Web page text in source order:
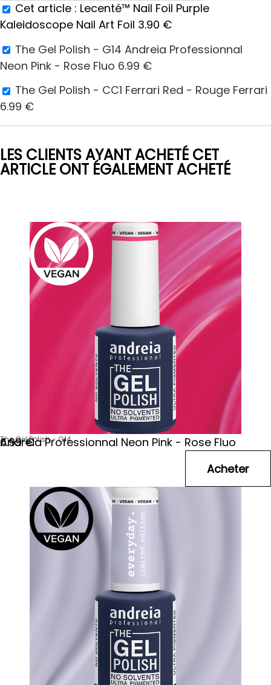
Cet article : Lecenté™ Nail Foil Purple
Kaleidoscope Nail Art Foil 3.90 €
The Gel Polish - G14 Andreia Professionnal
Neon Pink - Rose Fluo 6.99 €
The Gel Polish - CC1 Ferrari Red - Rouge Ferrari
6.99 €
LES CLIENTS AYANT ACHETÉ CET
ARTICLE ONT ÉGALEMENT ACHETÉ
The Gel Polish - G14
Andreia Professionnal Neon Pink - Rose Fluo
6.99 €